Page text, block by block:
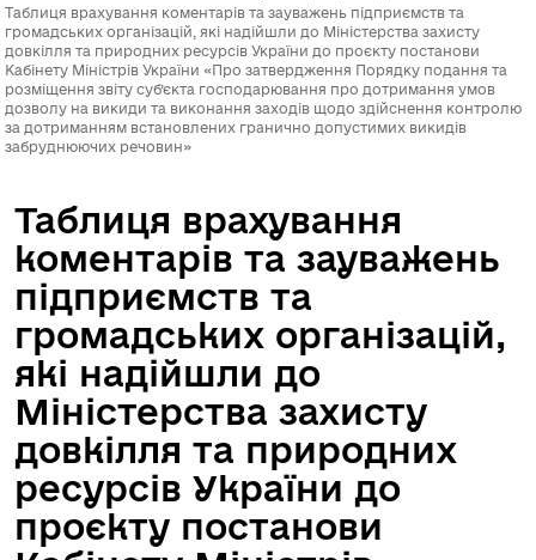
Таблиця врахування коментарів та зауважень підприємств та
громадських організацій, які надійшли до Міністерства захисту
довкілля та природних ресурсів України до проєкту постанови
Кабінету Міністрів України «Про затвердження Порядку подання та
розміщення звіту суб’єкта господарювання про дотримання умов
дозволу на викиди та виконання заходів щодо здійснення контролю
за дотриманням встановлених гранично допустимих викидів
забруднюючих речовин»
Таблиця врахування
коментарів та зауважень
підприємств та
громадських організацій,
які надійшли до
Міністерства захисту
довкілля та природних
ресурсів України до
проєкту постанови